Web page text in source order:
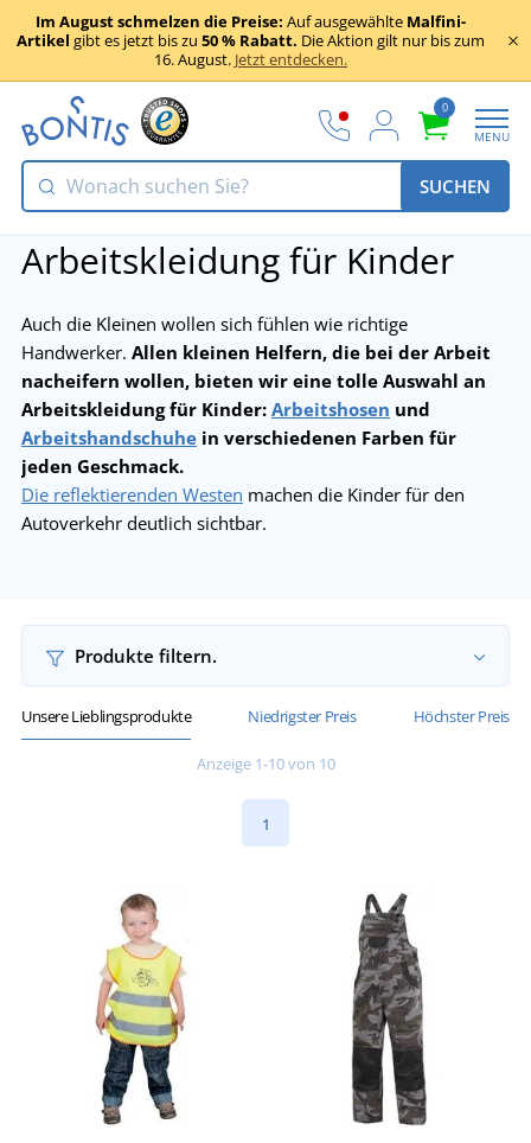
Im August schmelzen die Preise: Auf ausgewählte Malfini-
Artikel gibt es jetzt bis zu 50 % Rabatt. Die Aktion gilt nur bis zum
16. August. Jetzt entdecken.
0
MENU
SUCHEN
Arbeitskleidung für Kinder
Auch die Kleinen wollen sich fühlen wie richtige
Handwerker. Allen kleinen Helfern, die bei der Arbeit
nacheifern wollen, bieten wir eine tolle Auswahl an
Arbeitskleidung für Kinder: Arbeitshosen und
Arbeitshandschuhe in verschiedenen Farben für
jeden Geschmack.
Die reflektierenden Westen machen die Kinder für den
Autoverkehr deutlich sichtbar.
Produkte filtern.
Unsere Lieblingsprodukte Niedrigster Preis Höchster Preis
Anzeige 1-10 von 10
1